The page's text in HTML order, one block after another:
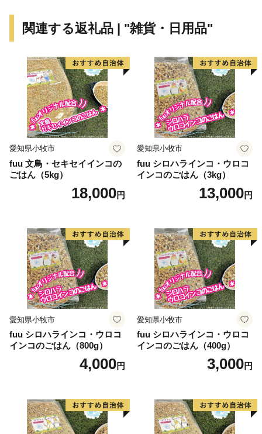
ぜひ、東大阪市のページをご覧ください。
================================
東大阪市ふるさと納税事務局
TEL：050-3786-2591
contact-higashiosaka@hakuhodo.co.jp
営業時間 9:00～18:00（※土日祝日・年末年始期間休
み）
================================
関連する返礼品 | "雑貨・日用品"
愛知県小牧市
fuu 文鳥・セキセイインコの
ごはん（5kg）
18,000円
愛知県小牧市
fuu シロハラインコ・ウロコ
インコのごはん（3kg）
13,000円
愛知県小牧市
fuu シロハラインコ・ウロコ
インコのごはん（800g）
4,000円
愛知県小牧市
fuu シロハラインコ・ウロコ
インコのごはん（400g）
3,000円